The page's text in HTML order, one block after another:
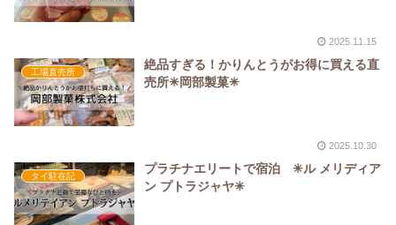
2025.11.15
工場直売所
絶品すぎる！かりんとうがお得に買える直
売所✳︎岡部製菓✳︎
2025.10.30
タイ駐在記
プラチナエリートで宿泊 ✳︎ル メリディア
ン プトラジャヤ✳︎